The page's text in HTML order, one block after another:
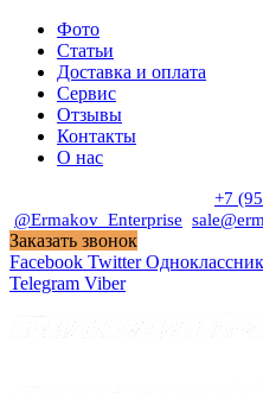
Фото
Статьи
Доставка и оплата
Сервис
Отзывы
Контакты
О нас
+7
@Ermakov_Enterprise
Заказать звонок
Facebook Twitter
Telegram Viber